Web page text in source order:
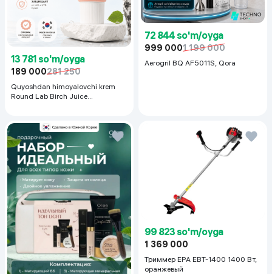
13 781 so'm/oyga
189 000281 250
Quyoshdan himoyalovchi krem
Round Lab Birch Juice
72 844 so'm/oyga
999 0001 199 000
Aerogril BQ AF5011S, Qora
99 823 so'm/oyga
1 369 000
Триммер EPA EBT-1400 1400 Вт,
оранжевый